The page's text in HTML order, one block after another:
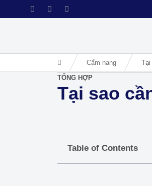
Cẩm nang
Tại
TỔNG HỢP
Tại sao
Table of Contents